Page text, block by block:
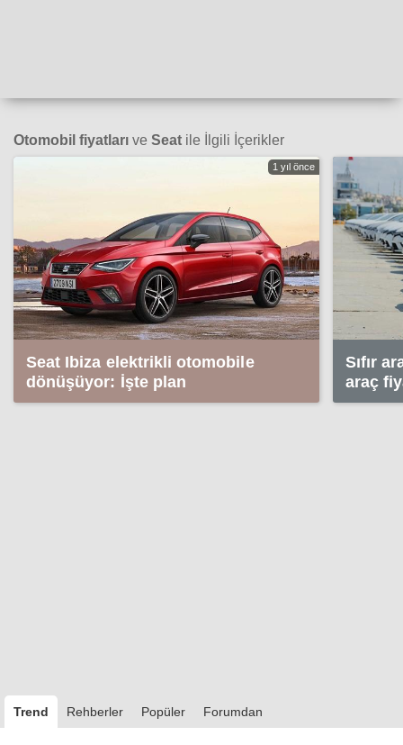
Otomobil fiyatları ve Seat ile İlgili İçerikler
1 yıl önce
Seat Ibiza elektrikli otomobile
dönüşüyor: İşte plan
Sıfır
araç
Trend Rehberler Popüler Forumdan